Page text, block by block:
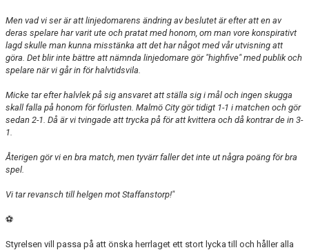
Men vad vi ser är att linjedomarens ändring av beslutet är efter att en av
deras spelare har varit ute och pratat med honom, om man vore konspirativt
lagd skulle man kunna misstänka att det har något med vår utvisning att
göra. Det blir inte bättre att nämnda linjedomare gör "highfive" med publik och
spelare när vi går in för halvtidsvila.
Micke tar efter halvlek på sig ansvaret att ställa sig i mål och ingen skugga
skall falla på honom för förlusten. Malmö City gör tidigt 1-1 i matchen och gör
sedan 2-1. Då är vi tvingade att trycka på för att kvittera och då kontrar de in 3-
1.
Återigen gör vi en bra match, men tyvärr faller det inte ut några poäng för bra
spel.
Vi tar revansch till helgen mot Staffanstorp!"
⚽
Styrelsen vill passa på att önska herrlaget ett stort lycka till och håller alla